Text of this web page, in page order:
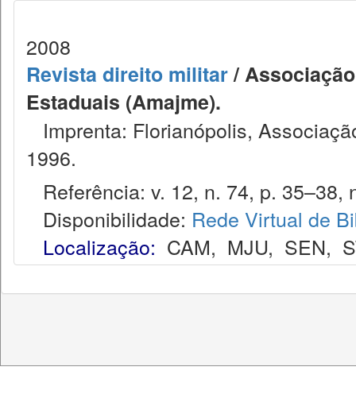
2008
Revista direito militar/
Estaduais (Amajme).
Imprenta: Florianópolis,
1996.
Referência: v. 12, n. 74, p. 35–38,
Disponibilidade: Rede Virtual de
Localização: CAM, MJU, SEN,